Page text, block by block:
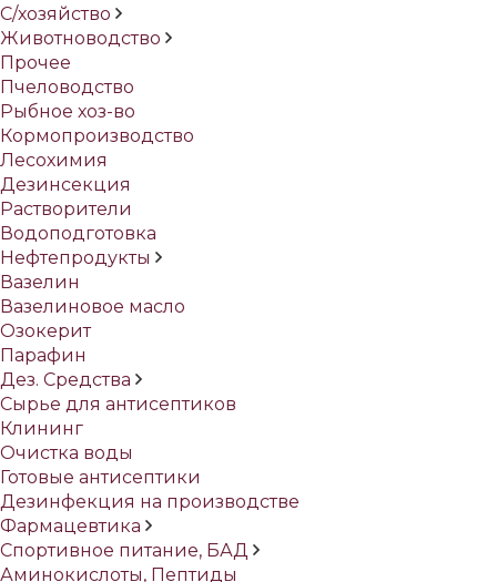
С/хозяйство
Животноводство
Прочее
Пчеловодство
Рыбное хоз-во
Кормопроизводство
Лесохимия
Дезинсекция
Растворители
Водоподготовка
Нефтепродукты
Вазелин
Вазелиновое масло
Озокерит
Парафин
Дез. Средства
Сырье для антисептиков
Клининг
Очистка воды
Готовые антисептики
Дезинфекция на производстве
Фармацевтика
Спортивное питание, БАД
Аминокислоты, Пептиды